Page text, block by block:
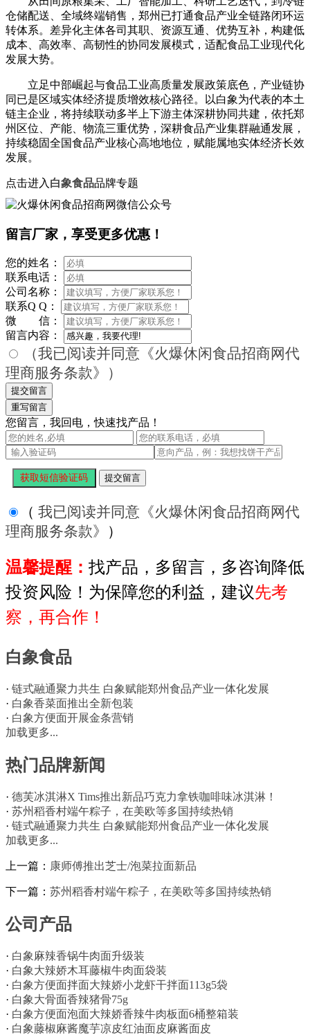
仓储配送、全域终端销售，郑州已打通食品产业全链路闭环运
转体系。差异化主体各司其职、资源互通、优势互补，构建低
成本、高效率、高韧性的协同发展模式，适配食品工业现代化
发展大势。
立足中部崛起与食品工业高质量发展政策底色，产业链协
同已是区域实体经济提质增效核心路径。以白象为代表的本土
链主企业，将持续联动多半上下游主体深耕协同共建，依托郑
州区位、产能、物流三重优势，深耕食品产业集群融通发展，
持续稳固全国食品产业核心高地地位，赋能属地实体经济长效
发展。
点击进入 白象食品品牌专题
留言厂家，享受更多优惠！
您的姓名：
联系电话：
公司名称：
联系Q Q：
微 信：
留言内容：
（我已阅读并同意《火爆休闲食品招商网代
理商服务条款》）
您留言，我回电，快速找产品！
（ 我已阅读并同意《火爆休闲食品招商网代
理商服务条款》
）
温馨提醒： 找产品，多留言，多咨询降低
投资风险！为保障您的利益，建议先考
察，再合作！
白象食品
· 链式融通聚力共生 白象赋能郑州食品产业一体化发展
· 白象香菜面推出全新包装
· 白象方便面开展金条营销
加载更多...
热门品牌新闻
· 德芙冰淇淋X Tims推出新品巧克力拿铁咖啡味冰淇淋！
· 苏州稻香村端午粽子，在美欧等多国持续热销
· 链式融通聚力共生 白象赋能郑州食品产业一体化发展
加载更多...
上一篇： 康师傅推出芝士/泡菜拉面新品
下一篇： 苏州稻香村端午粽子，在美欧等多国持续热销
公司产品
· 白象麻辣香锅牛肉面升级装
· 白象大辣娇木耳藤椒牛肉面袋装
· 白象方便面拌面大辣娇小龙虾干拌面113g5袋
· 白象大骨面香辣猪骨75g
· 白象方便面泡面大辣娇香辣牛肉板面6桶整箱装
· 白象藤椒麻酱魔芋凉皮红油面皮麻酱面皮